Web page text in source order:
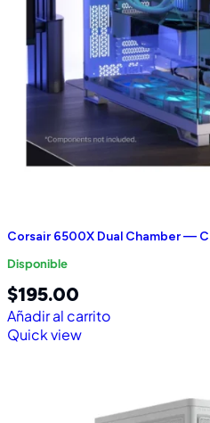
Corsair 6500X Dual Chamber —
Disponible
$195.00
Añadir al carrito
Quick view